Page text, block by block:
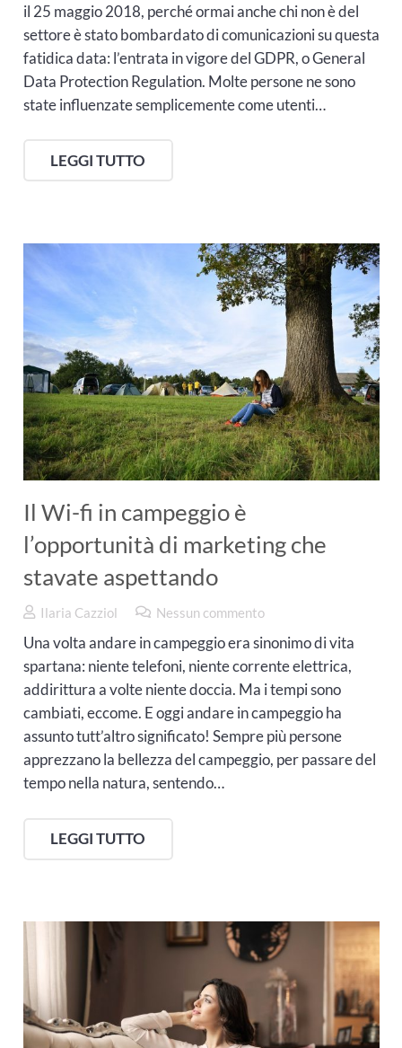
il 25 maggio 2018, perché ormai anche chi non è del
settore è stato bombardato di comunicazioni su questa
fatidica data: l’entrata in vigore del GDPR, o General
Data Protection Regulation. Molte persone ne sono
state influenzate semplicemente come utenti…
LEGGI TUTTO
Il Wi-fi in campeggio è
l’opportunità di marketing che
stavate aspettando
Ilaria Cazziol Nessun commento
Una volta andare in campeggio era sinonimo di vita
spartana: niente telefoni, niente corrente elettrica,
addirittura a volte niente doccia. Ma i tempi sono
cambiati, eccome. E oggi andare in campeggio ha
assunto tutt’altro significato! Sempre più persone
apprezzano la bellezza del campeggio, per passare del
tempo nella natura, sentendo…
LEGGI TUTTO